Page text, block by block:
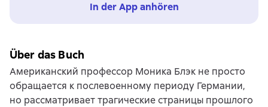
In der App anhören
Über das Buch
Американский профессор Моника Блэк не просто
обращается к послевоенному периоду Германии,
но рассматривает трагические страницы прошлого